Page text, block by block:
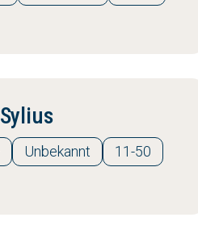
Sylius
Unbekannt 11-50